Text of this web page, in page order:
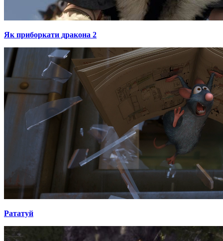
Як приборкати дракона 2
Рататуй